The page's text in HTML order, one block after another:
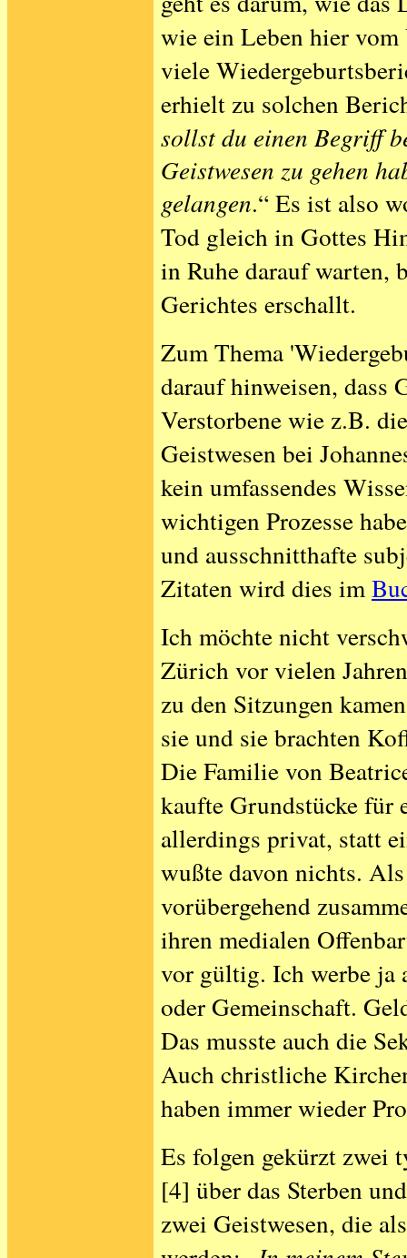
wie ein Leben hier vom
viele
erhielt zu solchen
sollst du einen Begriff
Geistwesen zu gehen
gelangen.“ Es ist also
Tod gleich in Gottes
in Ruhe darauf warten,
Gerichtes erschallt.
Zum Thema
darauf hinweisen, dass
Verstorbene wie z.B.
Geistwesen bei
kein umfassendes
wichtigen Prozesse
und ausschnitthafte
Zitaten wird dies im
Ich möchte nicht
Zürich vor vielen
zu den Sitzungen
sie und sie brachten
Die Familie von
kaufte Grundstücke für
allerdings privat, statt
wußte davon nichts.
vorübergehend
ihren medialen
vor gültig. Ich werbe ja
oder Gemeinschaft.
Das musste auch die
Auch christliche
haben immer wieder
Es folgen gekürzt zwei
[4] über das Sterben
zwei Geistwesen, die